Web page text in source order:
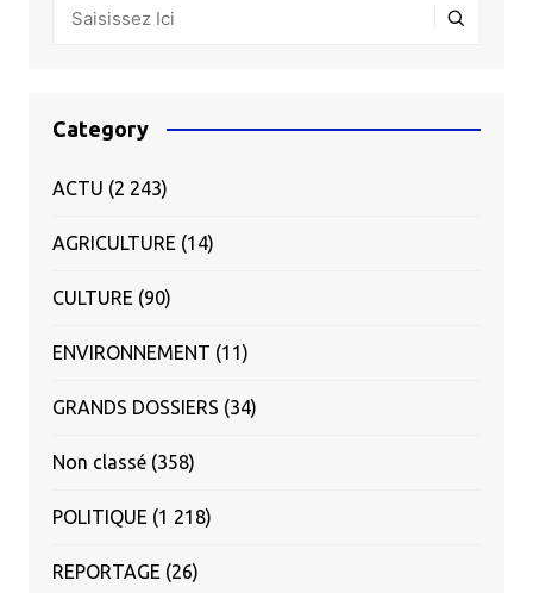
Category
ACTU (2 243)
AGRICULTURE (14)
CULTURE (90)
ENVIRONNEMENT (11)
GRANDS DOSSIERS (34)
Non classé(358)
POLITIQUE (1 218)
REPORTAGE (26)